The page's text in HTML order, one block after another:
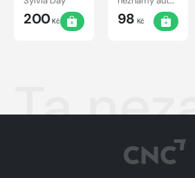
200Kč 98 Kč
Ta